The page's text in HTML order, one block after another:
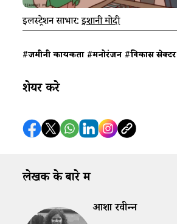
इलस्ट्रेशन साभार: ​ईशानी मोदी
#जमीनी कार्यकर्ता #मनोरंजन #विकास सेक्टर
शेयर करे
लेखक के बारे में
आशा रवीन्द्रन​